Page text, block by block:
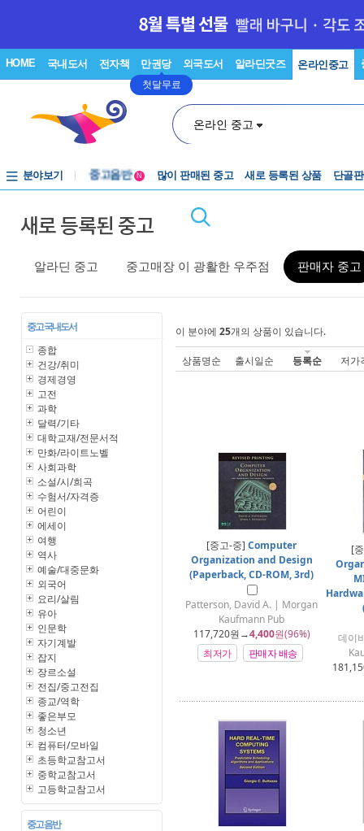
HOME 국내도서 전자책 만권당
첫달무료
외국도서 알라딘굿즈 온라인중고
온라인 중고
분야보기
중고음반
중고음반
N 많이 판매된 중고 새로 등록된 상품 단골
새로 등록된 중고
알라딘 중고 중고매장 이 광활한 우주점 판매자 중고
중고 국내도서
종합
건강/취미
경제경영
고전
과학
달력/기타
대학교재/전문서적
만화/라이트노벨
사회과학
소설/시/희곡
수험서/자격증
어린이
에세이
여행
역사
예술/대중문화
외국어
요리/살림
유아
인문학
자기계발
잡지
장르소설
전집/중고전집
종교/역학
좋은부모
청소년
컴퓨터/모바일
초등학교참고서
중학교참고서
고등학교참고서
중고 음반
이 분야에 25개의 상품이 있습니다.
상품명순 출시일순 등록순 저가
[중고-중]Computer
Organization and Design
(Paperback, CD-ROM, 3rd)
Patterson, David A. | Morgan
Kaufmann Pub
117,720원→4,400원(96%)
최저가
판매자 배송
[
데이